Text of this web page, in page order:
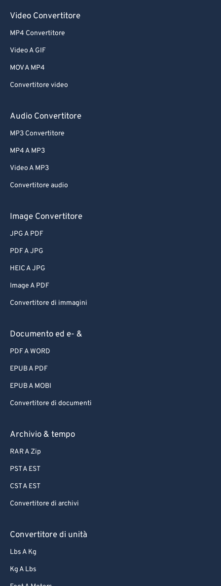
Video Convertitore
MP4 Convertitore
Video A GIF
MOV A MP4
Convertitore video
Audio Convertitore
MP3 Convertitore
MP4 A MP3
Video A MP3
Convertitore audio
Image Convertitore
JPG A PDF
PDF A JPG
HEIC A JPG
Image A PDF
Convertitore di immagini
Documento ed e- &
PDF A WORD
EPUB A PDF
EPUB A MOBI
Convertitore di documenti
Archivio & tempo
RAR A Zip
PST A EST
CST A EST
Convertitore di archivi
Convertitore di unità
Lbs A Kg
Kg A Lbs